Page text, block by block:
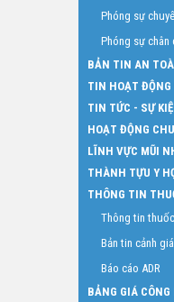
Phóng sự
Phóng sự chân
BẢN TIN AN
TIN HOẠT ĐỘNG
TIN TỨC - SỰ
HOẠT ĐỘNG
LĨNH VỰC MŨI
THÀNH TỰU Y
THÔNG TIN
Thông tin thuốc
Bản tin cảnh
Báo cáo ADR
BẢNG GIÁ